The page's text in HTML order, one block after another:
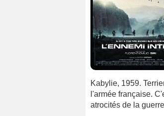
Kabylie, 1959.
l'armée française.
atrocités de la